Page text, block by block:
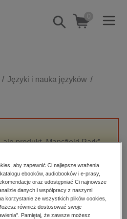
Pokaż/schowaj
wyszukiwarkę
0
wnętrz
technologie, informatyka
Języki i nauka języków
produkt „Mansfield Park”
aby zapewnić Ci najlepsze wrażenia
ebooków, audiobooków i e-prasy,
oraz udostępniać Ci najnowsze
danych i współpracy z naszymi
korzystanie ze wszystkich plików cookies,
również dostosować swoje
Pamiętaj, że zawsze możesz